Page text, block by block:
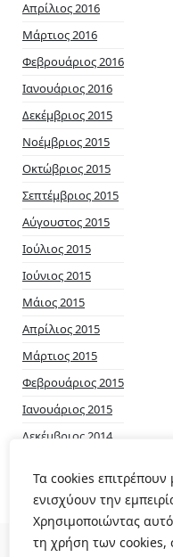
Τα cookies επιτρέπουν
ενισχύουν την
Χρησιμοποιώντας
τη χρήση των cookies,
Απρίλιος 2016
Μάρτιος 2016
Φεβρουάριος 2016
Ιανουάριος 2016
Δεκέμβριος 2015
Νοέμβριος 2015
Οκτώβριος 2015
Σεπτέμβριος 2015
Αύγουστος 2015
Ιούλιος 2015
Ιούνιος 2015
Μάιος 2015
Απρίλιος 2015
Μάρτιος 2015
Φεβρουάριος 2015
Ιανουάριος 2015
Δεκέμβριος 2014
© 2026Δημοτικό